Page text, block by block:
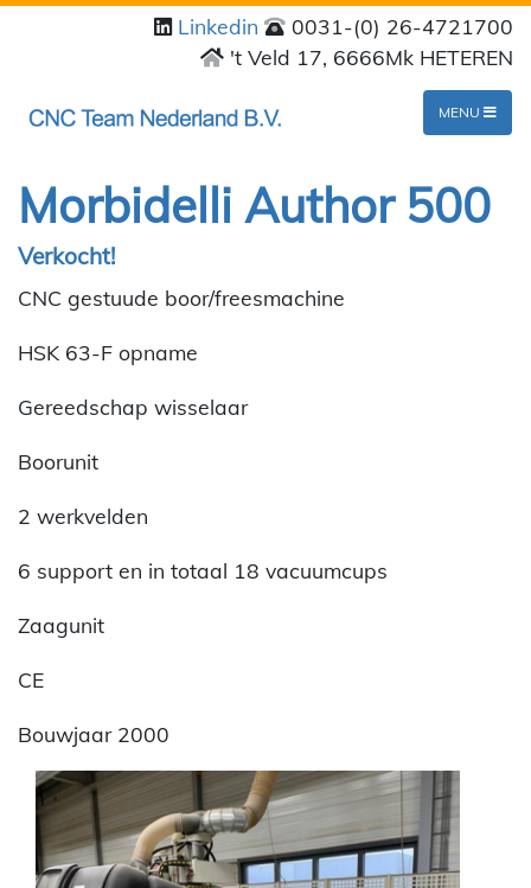
Linkedin
0031-(0) 26-4721700
't Veld 17, 6666Mk HETEREN
MENU
Morbidelli Author 500
Verkocht!
CNC gestuude boor/freesmachine
HSK 63-F opname
Gereedschap wisselaar
Boorunit
2 werkvelden
6 support en in totaal 18 vacuumcups
Zaagunit
CE
Bouwjaar 2000